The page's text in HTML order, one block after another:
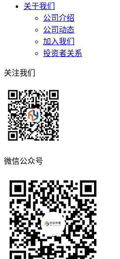
关于我们
公司介绍
公司动态
加入我们
投资者关系
关注我们
微信公众号